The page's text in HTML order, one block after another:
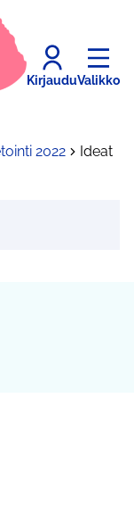
KirjauduValikko
2022 Ideat